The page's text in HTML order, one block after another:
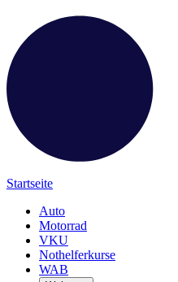
Startseite
Auto
Motorrad
VKU
Nothelferkurse
WAB